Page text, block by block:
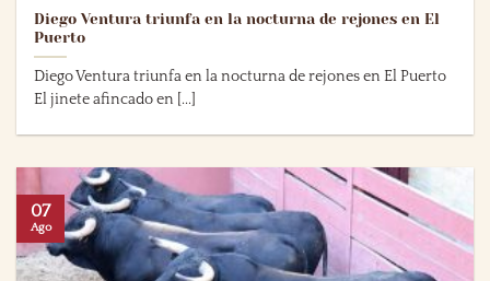
Diego Ventura triunfa en la nocturna de rejones en El
Puerto
Diego Ventura triunfa en la nocturna de rejones en El Puerto
El jinete afincado en [...]
07
Ago